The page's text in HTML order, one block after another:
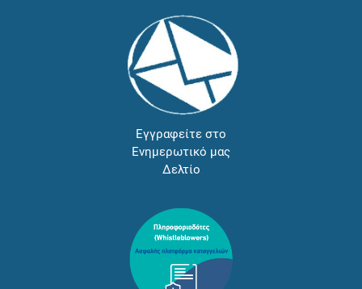
Εγγραφείτε στο
Ενημερωτικό μας
Δελτίο